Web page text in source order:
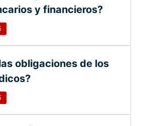
y financieros?
obligaciones de los